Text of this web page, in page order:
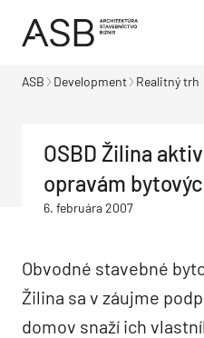
ASB Development Realitný trh
OSBD Žilina
opravám
6. februára 2007
Obvodné stavebné
Žilina sa v záujme
domov snaží ich